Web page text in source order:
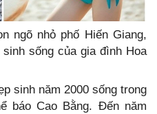
ngõ nhỏ phố Hiến Giang,
sống của gia đình Hoa
sinh năm 2000 sống trong
báo Cao Bằng. Đến năm